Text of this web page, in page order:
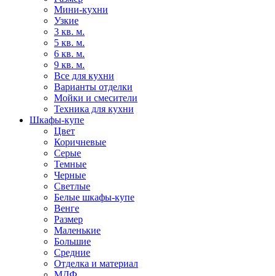
Мини-кухни
Узкие
3 кв. м.
5 кв. м.
6 кв. м.
9 кв. м.
Все для кухни
Варианты отделки
Мойки и смесители
Техника для кухни
Шкафы-купе
Цвет
Коричневые
Серые
Темные
Черные
Светлые
Белые шкафы-купе
Венге
Размер
Маленькие
Большие
Средние
Отделка и материал